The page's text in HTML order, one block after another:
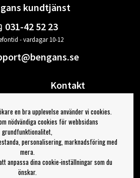
kundtjänst
031-42 52 23
- vardagar 10-12
Kontakt
Din sida
Logga ut
tips från Bengans
en bra upplevelse använder vi cookies.
nödvändiga cookies för webbsidans
grundfunktionalitet,
personalisering, marknadsföring med
mera.
anpassa dina cookie-inställningar som du
önskar.